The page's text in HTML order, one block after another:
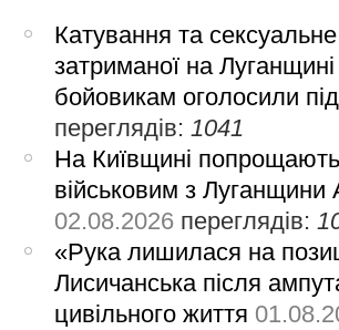
Катування та
затриманої на
бойовикам оголосили
переглядів:1041
На Київщині
військовим з
02.08.2026 переглядів:
«Рука лишилася на
Лисичанська після
цивільного життя